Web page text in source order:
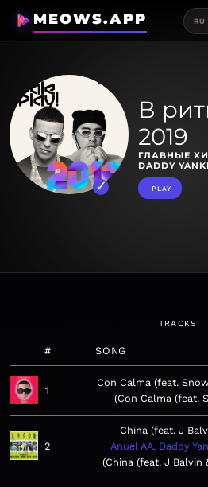
MEOWS.APP RU
В
2019
ГЛАВНЫЕ
DADDY
PLAY
TRACKS
# SONG
1
Con Calma (feat.
Con Calma (feat.
2
China (feat. J
Anuel AA, Daddy
China (feat. J Balvin